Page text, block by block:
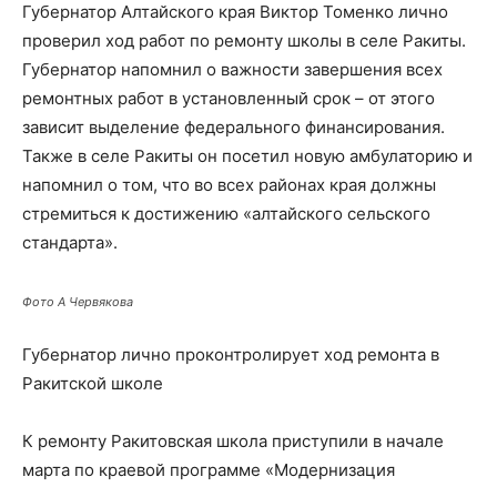
Губернатор Алтайского края Виктор Томенко лично
проверил ход работ по ремонту школы в селе Ракиты.
Губернатор напомнил о важности завершения всех
ремонтных работ в установленный срок – от этого
зависит выделение федерального финансирования.
Также в селе Ракиты он посетил новую амбулаторию и
напомнил о том, что во всех районах края должны
стремиться к достижению «алтайского сельского
стандарта».
Фото А Червякова
Губернатор лично проконтролирует ход ремонта в
Ракитской школе
К ремонту Ракитовская школа приступили в начале
марта по краевой программе «Модернизация